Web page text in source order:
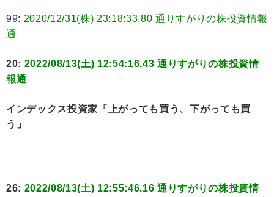
99: 2020/12/31(株) 23:18:33.80 通りすがりの株投資情報
通
20: 2022/08/13(土) 12:54:16.43 通りすがりの株投資情
報通
インデックス投資家「上がっても買う、下がっても買
う」
26: 2022/08/13(土) 12:55:46.16 通りすがりの株投資情